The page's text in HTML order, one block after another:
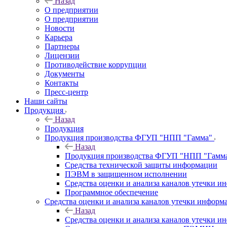
О предприятии
О предприятии
Новости
Карьера
Партнеры
Лицензии
Противодействие коррупции
Документы
Контакты
Пресс-центр
Наши сайты
Продукция
Назад
Продукция
Продукция производства ФГУП "НПП "Гамма"
Назад
Продукция производства ФГУП "НПП
Средства технической защиты информации
ПЭВМ в защищенном исполнении
Средства оценки и анализа каналов утечки
Программное обеспечение
Средства оценки и анализа каналов утечки
Назад
Средства оценки и анализа каналов утечки